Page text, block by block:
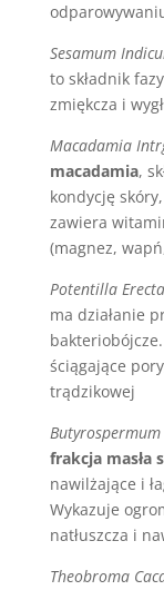
Sesamum
to składnik
zmiękcza i
Macadamia
macadamia,
kondycję
zawiera
(magnez,
Potentilla
ma działanie
ściągające
trądzikowej
frakcja masła
nawilżające i
Wykazuje
natłuszcza i
Theobroma